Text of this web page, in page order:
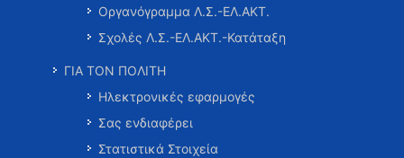
Οργανόγραμμα Λ.Σ.-ΕΛ.ΑΚΤ.
Σχολές Λ.Σ.-ΕΛ.ΑΚΤ.-Κατάταξη
ΓΙΑ ΤΟΝ ΠΟΛΙΤΗ
Ηλεκτρονικές εφαρμογές
Σας ενδιαφέρει
Στατιστικά Στοιχεία